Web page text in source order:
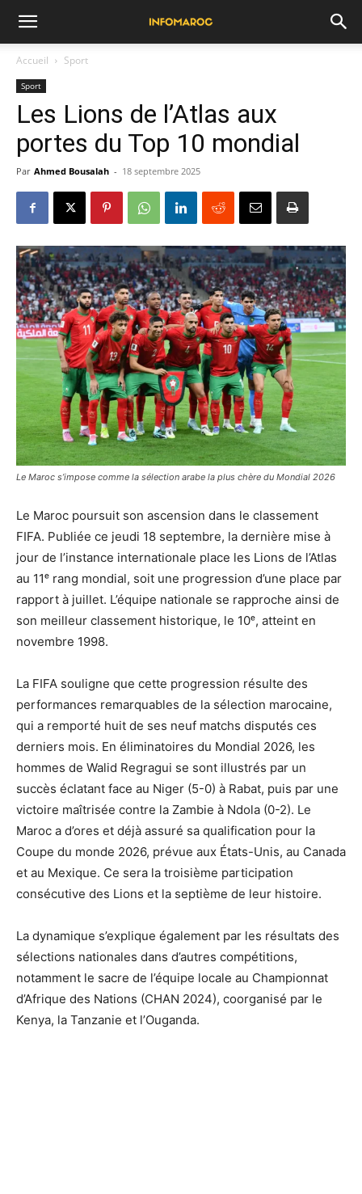
Accueil Sport
Sport
Les Lions de l’Atlas aux
portes du Top 10 mondial
Par Ahmed Bousalah - 18 septembre 2025
Le Maroc s’impose comme la sélection arabe la plus chère du Mondial 2026
Le Maroc poursuit son ascension dans le classement
FIFA. Publiée ce jeudi 18 septembre, la dernière mise à
jour de l’instance internationale place les Lions de l’Atlas
au 11ᵉ rang mondial, soit une progression d’une place par
rapport à juillet. L’équipe nationale se rapproche ainsi de
son meilleur classement historique, le 10ᵉ, atteint en
novembre 1998.
La FIFA souligne que cette progression résulte des
performances remarquables de la sélection marocaine,
qui a remporté huit de ses neuf matchs disputés ces
derniers mois. En éliminatoires du Mondial 2026, les
hommes de Walid Regragui se sont illustrés par un
succès éclatant face au Niger (5-0) à Rabat, puis par une
victoire maîtrisée contre la Zambie à Ndola (0-2). Le
Maroc a d’ores et déjà assuré sa qualification pour la
Coupe du monde 2026, prévue aux États-Unis, au Canada
et au Mexique. Ce sera la troisième participation
consécutive des Lions et la septième de leur histoire.
La dynamique s’explique également par les résultats des
sélections nationales dans d’autres compétitions,
notamment le sacre de l’équipe locale au Championnat
d’Afrique des Nations (CHAN 2024), coorganisé par le
Kenya, la Tanzanie et l’Ouganda.